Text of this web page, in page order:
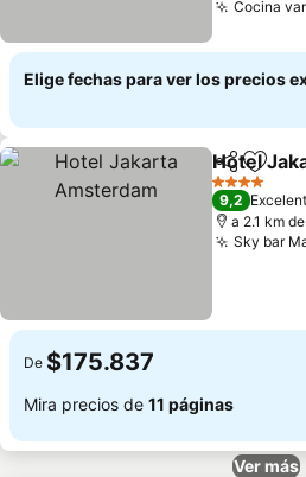
Cocina
Elige fechas para ver los precios
Compartir
Hotel
4 Estrellas
9,2
a 2.1 km
Sky bar
De $175.837
Mira precios de 11 páginas
Ver más